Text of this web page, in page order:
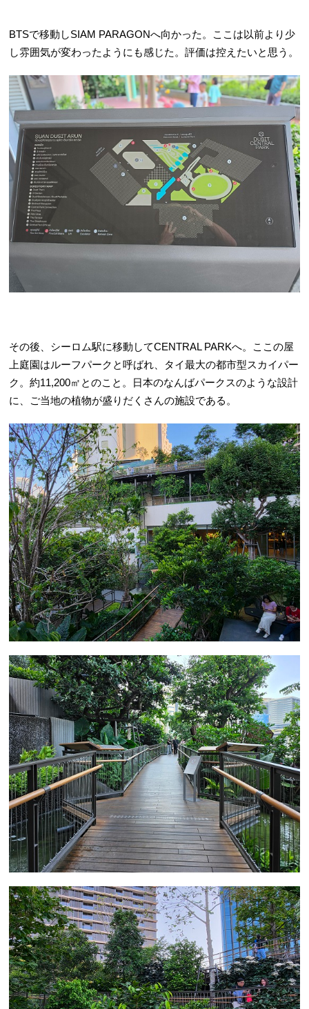
BTSで移動しSIAM PARAGONへ向かった。ここは以前より少
し雰囲気が変わったようにも感じた。評価は控えたいと思う。
その後、シーロム駅に移動してCENTRAL PARKへ。ここの屋
上庭園はルーフパークと呼ばれ、タイ最大の都市型スカイパー
ク。約11,200㎡とのこと。日本のなんばパークスのような設計
に、ご当地の植物が盛りだくさんの施設である。